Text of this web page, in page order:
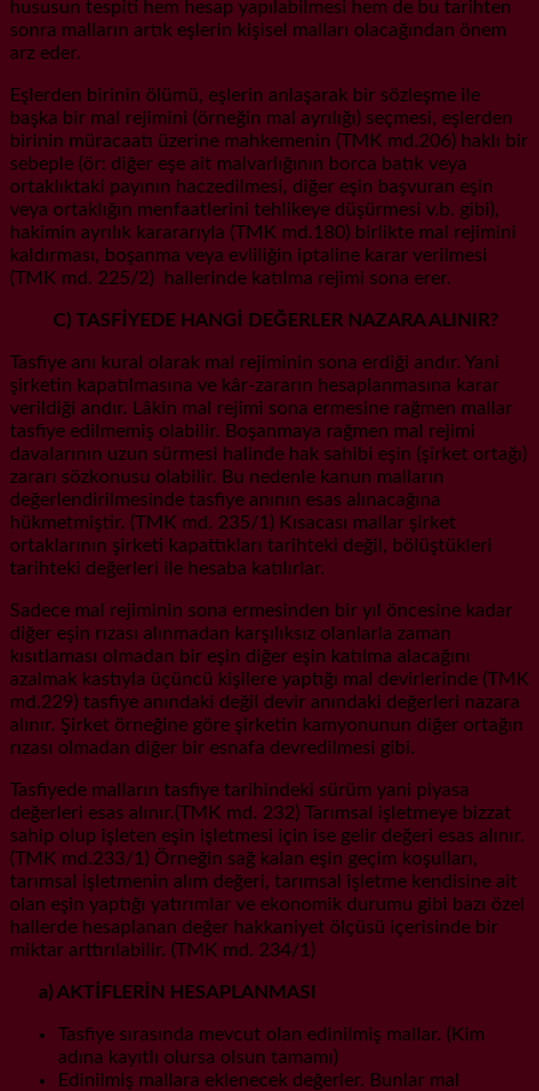
hususun tespiti hem hesap yapılabilmesi hem de bu tarihten
sonra malların artık eşlerin kişisel malları olacağından önem
arz eder.
Eşlerden birinin ölümü, eşlerin anlaşarak bir sözleşme ile
başka bir mal rejimini (örneğin mal ayrılığı) seçmesi, eşlerden
birinin müracaatı üzerine mahkemenin (TMK md.206) haklı bir
sebeple (ör: diğer eşe ait malvarlığının borca batık veya
ortaklıktaki payının haczedilmesi, diğer eşin başvuran eşin
veya ortaklığın menfaatlerini tehlikeye düşürmesi v.b. gibi),
hakimin ayrılık karararıyla (TMK md.180) birlikte mal rejimini
kaldırması, boşanma veya evliliğin iptaline karar verilmesi
(TMK md. 225/2) hallerinde katılma rejimi sona erer.
C) TASFİYEDE HANGİ DEĞERLER NAZARA ALINIR?
Tasfiye anı kural olarak mal rejiminin sona erdiği andır. Yani
şirketin kapatılmasına ve kâr-zararın hesaplanmasına karar
verildiği andır. Lâkin mal rejimi sona ermesine rağmen mallar
tasfiye edilmemiş olabilir. Boşanmaya rağmen mal rejimi
davalarının uzun sürmesi halinde hak sahibi eşin (şirket ortağı)
zararı sözkonusu olabilir. Bu nedenle kanun malların
değerlendirilmesinde tasfiye anının esas alınacağına
hükmetmiştir. (TMK md. 235/1) Kısacası mallar şirket
ortaklarının şirketi kapattıkları tarihteki değil, bölüştükleri
tarihteki değerleri ile hesaba katılırlar.
Sadece mal rejiminin sona ermesinden bir yıl öncesine kadar
diğer eşin rızası alınmadan karşılıksız olanlarla zaman
kısıtlaması olmadan bir eşin diğer eşin katılma alacağını
azalmak kastıyla üçüncü kişilere yaptığı mal devirlerinde (TMK
md.229) tasfiye anındaki değil devir anındaki değerleri nazara
alınır. Şirket örneğine göre şirketin kamyonunun diğer ortağın
rızası olmadan diğer bir esnafa devredilmesi gibi.
Tasfiyede malların tasfiye tarihindeki sürüm yani piyasa
değerleri esas alınır.(TMK md. 232) Tarımsal işletmeye bizzat
sahip olup işleten eşin işletmesi için ise gelir değeri esas alınır.
(TMK md.233/1) Örneğin sağ kalan eşin geçim koşulları,
tarımsal işletmenin alım değeri, tarımsal işletme kendisine ait
olan eşin yaptığı yatırımlar ve ekonomik durumu gibi bazı özel
hallerde hesaplanan değer hakkaniyet ölçüsü içerisinde bir
miktar arttırılabilir. (TMK md. 234/1)
a) AKTİFLERİN HESAPLANMASI
Tasfiye sırasında mevcut olan edinilmiş mallar. (Kim
adına kayıtlı olursa olsun tamamı)
Edinilmiş mallara eklenecek değerler. Bunlar mal